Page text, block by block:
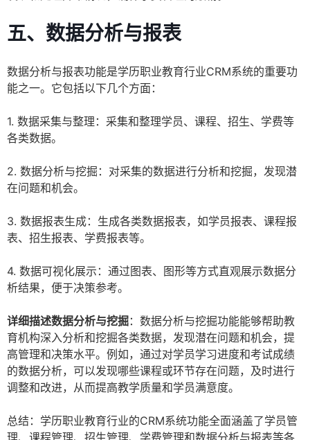
五、数据分析与报表
数据分析与报表功能是学历职业教育行业CRM系统的重要功
能之一。它包括以下几个方面：
1. 数据采集与整理：采集和整理学员、课程、招生、学费等
各类数据。
2. 数据分析与挖掘：对采集的数据进行分析和挖掘，发现潜
在问题和机会。
3. 数据报表生成：生成各类数据报表，如学员报表、课程报
表、招生报表、学费报表等。
4. 数据可视化展示：通过图表、图形等方式直观展示数据分
析结果，便于决策参考。
详细描述数据分析与挖掘：数据分析与挖掘功能能够帮助教
育机构深入分析和挖掘各类数据，发现潜在问题和机会，提
高管理和决策水平。例如，通过对学员学习进度和考试成绩
的数据分析，可以发现哪些课程或环节存在问题，及时进行
调整和改进，从而提高教学质量和学员满意度。
总结：学历职业教育行业的CRM系统功能全面涵盖了学员管